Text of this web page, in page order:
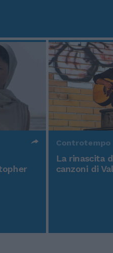
Controtempo
La rinascita
canzoni di